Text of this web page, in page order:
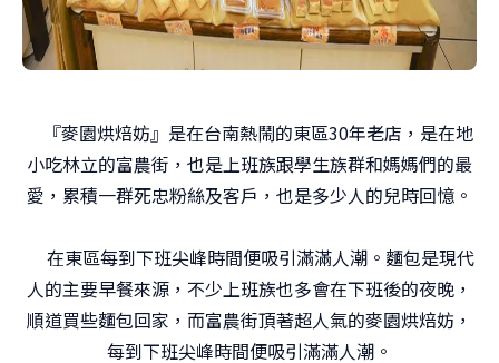
『麥園烘焙妨』是在台南熱鬧的東區30年老店，是在地
小吃林立的富農街，也是上班族跟學生族群和媽媽們的最
愛，累積一群死忠粉絲及客戶，也是多少人的兒時回憶。
在東區每到下班尖峰時間便吸引滿滿人潮。麵包是現代
人的主要早餐來源，不少上班族也多會在下班後的夜晚，
順道買些麵包回家，而富農街頂著超人氣的麥園烘焙妨，
每到下班尖峰時間便吸引滿滿人潮。